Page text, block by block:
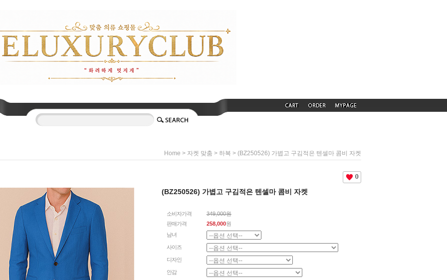
Home > 자켓 맞춤 > 하복 > (BZ250526) 가볍고 구김적은 텐셀마 콤비 자켓
0
(BZ250526) 가볍고 구김적은 텐셀마 콤비 자켓
소비자가격
349,000원
판매가격
258,000원
남녀
사이즈
디자인
안감